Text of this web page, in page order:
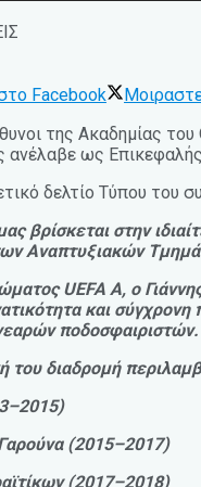
Facebook
της Ακαδημίας
ανέλαβε ως
δελτίο Τύπου του
βρίσκεται στην
Αναπτυξιακών
UEFA A, ο
και
ποδοσφαιριστών.
του διαδρομή
(2015–2017)
(2017–2018)